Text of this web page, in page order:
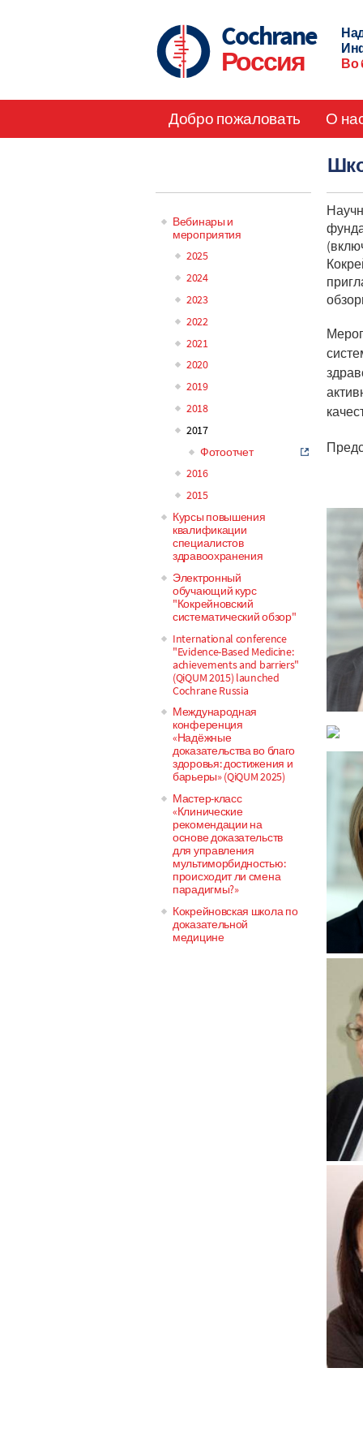
Cochrane
Россия
Во
Main
navigation
Вебинары и
мероприятия
2025
2024
2023
2022
2021
2020
2019
2018
2017
Фотоотчет
2016
2015
Курсы повышения
квалификации
специалистов
здравоохранения
Электронный
обучающий курс
"Кокрейновский
систематический обзор"
International conference
"Evidence-Based Medicine:
achievements and barriers"
(QiQUM 2015) launched
Cochrane Russia
Международная
конференция
«Надёжные
доказательства во благо
здоровья: достижения и
барьеры» (QiQUM 2025)
Мастер-класс
«Клинические
рекомендации на
основе доказательств
для управления
мультиморбидностью:
происходит ли смена
парадигмы?»
Кокрейновская школа по
доказательной
медицине
Main
navigation
Добро пожаловать О